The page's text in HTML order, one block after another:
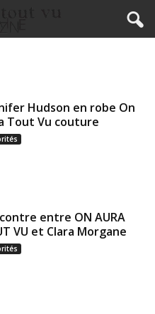
Hudson en robe On
Tout Vu couture
entre ON AURA
VU et Clara Morgane